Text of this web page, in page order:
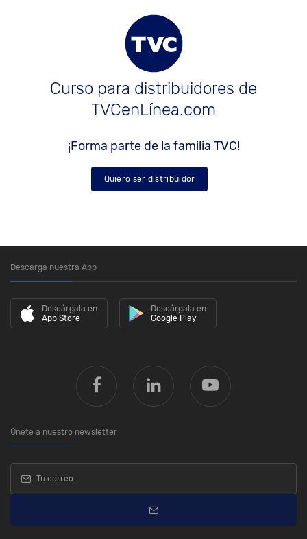
Curso para distribuidores de
TVCenLínea.com
¡Forma parte de la familia TVC!
Quiero ser distribuidor
Descarga nuestra App
Descárgala en
App Store
Descárgala en
Google Play
Únete a nuestro newsletter